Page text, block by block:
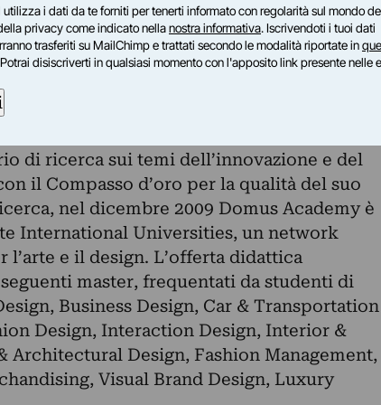
e ai comportamenti, per immortalare
in cui viviamo.
nel 1982 come prima scuola post-
e come progetto aperto attorno
Moda italiani. Nel corso degli anni si
pieno del termine: luogo di formazione
di ricerca sui temi dell’innovazione e del
il Compasso d’oro per la qualità del suo
nel dicembre 2009 Domus Academy è
International Universities, un network
e il design. L’offerta didattica
master, frequentati da studenti di
Business Design, Car & Transportation
Design, Interaction Design, Interior &
Architectural Design, Fashion Management,
Visual Brand Design, Luxury
utilizza i dati da te forniti per tenerti informato con regolarità sul mondo
privacy come indicato nellanostra informativa. Iscrivendoti i tuoi dati
trasferiti su MailChimp e trattati secondo le modalità riportate in
disiscriverti in qualsiasi momento con l'apposito link presente nelle